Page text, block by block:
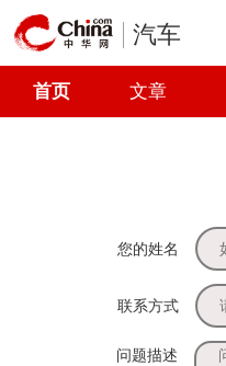
汽车
首页 文章
您的姓名
联系方式
问题描述